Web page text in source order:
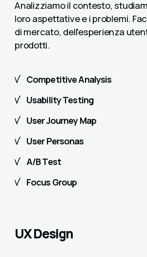
Analizziamo il contesto,
loro aspettative e i problemi.
di mercato, dell'esperienza
prodotti.
Competitive Analysis
Usability Testing
User Journey Map
User Personas
A/B Test
Focus Group
UX Design